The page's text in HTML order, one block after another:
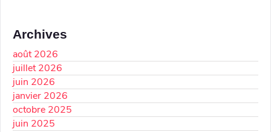
Archives
août 2026
juillet 2026
juin 2026
janvier 2026
octobre 2025
juin 2025